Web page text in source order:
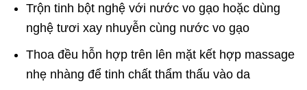
Trộn tinh bột nghệ với nước vo gạo hoặc dùng
nghệ tươi xay nhuyễn cùng nước vo gạo
Thoa đều hỗn hợp trên lên mặt kết hợp massage
nhẹ nhàng để tinh chất thẩm thấu vào da